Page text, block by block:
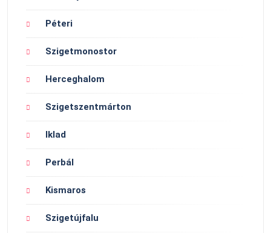
Péteri
Szigetmonostor
Herceghalom
Szigetszentmárton
Iklad
Perbál
Kismaros
Szigetújfalu